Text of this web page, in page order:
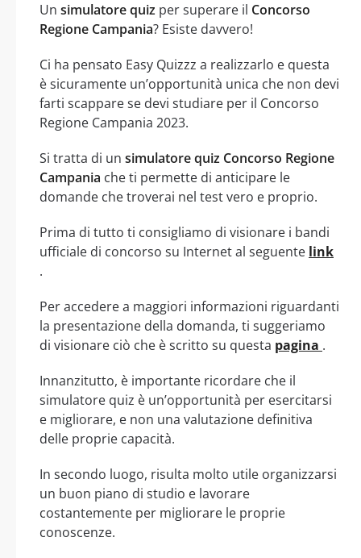
Un simulatore quiz per superare il Concorso
Regione Campania? Esiste davvero!
Ci ha pensato Easy Quizzz a realizzarlo e questa
è sicuramente un’opportunità unica che non devi
farti scappare se devi studiare per il Concorso
Regione Campania 2023.
Si tratta di un simulatore quiz Concorso Regione
Campania che ti permette di anticipare le
domande che troverai nel test vero e proprio.
Prima di tutto ti consigliamo di visionare i bandi
ufficiale di concorso su Internet al seguente link
.
Per accedere a maggiori informazioni riguardanti
la presentazione della domanda, ti suggeriamo
di visionare ciò che è scritto su questa pagina .
Innanzitutto, è importante ricordare che il
simulatore quiz è un’opportunità per esercitarsi
e migliorare, e non una valutazione definitiva
delle proprie capacità.
In secondo luogo, risulta molto utile organizzarsi
un buon piano di studio e lavorare
costantemente per migliorare le proprie
conoscenze.